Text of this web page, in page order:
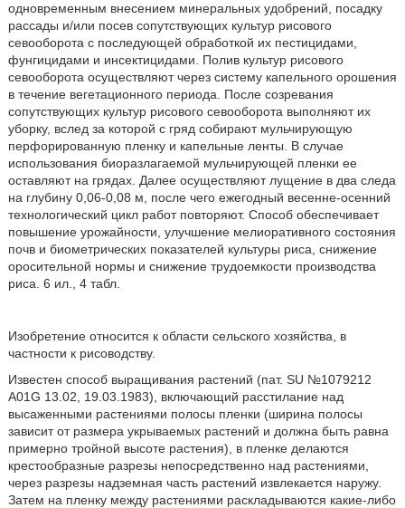
одновременным внесением минеральных удобрений, посадку
рассады и/или посев сопутствующих культур рисового
севооборота с последующей обработкой их пестицидами,
фунгицидами и инсектицидами. Полив культур рисового
севооборота осуществляют через систему капельного орошения
в течение вегетационного периода. После созревания
сопутствующих культур рисового севооборота выполняют их
уборку, вслед за которой с гряд собирают мульчирующую
перфорированную пленку и капельные ленты. В случае
использования биоразлагаемой мульчирующей пленки ее
оставляют на грядах. Далее осуществляют лущение в два следа
на глубину 0,06-0,08 м, после чего ежегодный весенне-осенний
технологический цикл работ повторяют. Способ обеспечивает
повышение урожайности, улучшение мелиоративного состояния
почв и биометрических показателей культуры риса, снижение
оросительной нормы и снижение трудоемкости производства
риса. 6 ил., 4 табл.
Изобретение относится к области сельского хозяйства, в
частности к рисоводству.
Известен способ выращивания растений (пат. SU №1079212
A01G 13.02, 19.03.1983), включающий расстилание над
высаженными растениями полосы пленки (ширина полосы
зависит от размера укрываемых растений и должна быть равна
примерно тройной высоте растения), в пленке делаются
крестообразные разрезы непосредственно над растениями,
через разрезы надземная часть растений извлекается наружу.
Затем на пленку между растениями раскладываются какие-либо